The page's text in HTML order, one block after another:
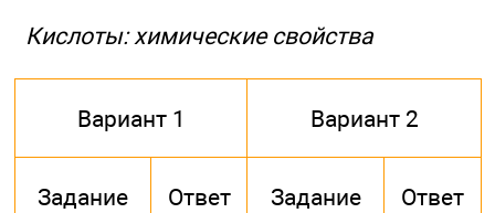
Кислоты: химические свойства
Вариант 1 Вариант 2
Задание Ответ Задание Ответ